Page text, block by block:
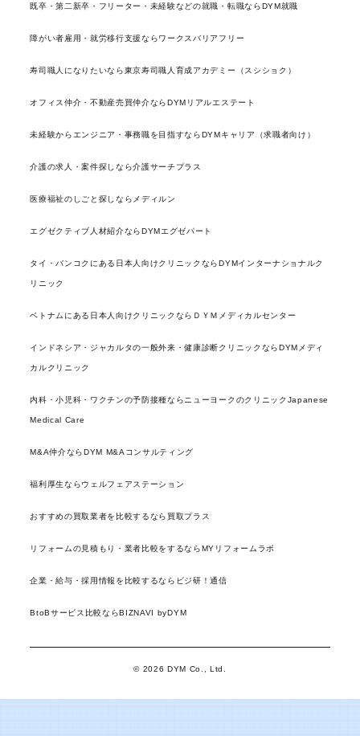
既卒・第二新卒・フリーター・未経験などの就職・転職ならDYM就職
障がい者雇用・就労移行支援ならワークスバリアフリー
寿司職人になりたいなら東京寿司職人育成アカデミー（スシショク）
オフィス仲介・不動産売買仲介ならDYMリアルエステート
未経験からエンジニア・事務職を目指すならDYMキャリア（求職者向け）
介護の求人・案件探しなら介護サーチプラス
医療福祉のしごと探しならメディルン
エグゼクティブ人材紹介ならDYMエグゼパート
タイ・バンコクにある日本人向けクリニックならDYMインターナショナルク
リニック
ベトナムにある日本人向けクリニックならＤＹＭメディカルセンター
インドネシア・ジャカルタの一般外来・健康診断クリニックならDYMメディ
カルクリニック
内科・小児科・ワクチンの予防接種ならニューヨークのクリニックJapanese
Medical Care
M&A仲介ならDYM M&Aコンサルティング
福利厚生ならウェルフェアステーション
おすすめの買取業者を比較するなら買取プラス
リフォームの見積もり・業者比較をするならMYリフォームラボ
企業・給与・採用情報を比較するならビジ研！通信
BtoBサービス比較ならBIZNAVI byDYM
© 2026 DYM Co., Ltd.